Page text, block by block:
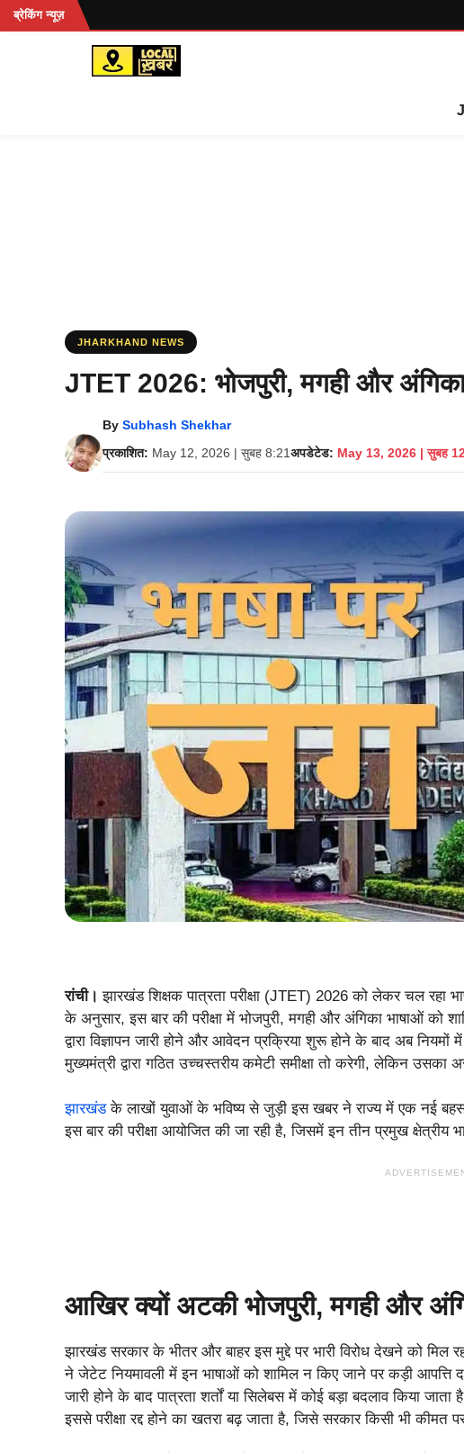
Skip
to
ब्रेकिंग न्यूज़
JHARKHAND NEWS
JTET 2026: भोजपुरी, मगही और अंगिका
By Subhash Shekhar
प्रकाशित: May 12, 2026 | सुबह 8:21अपडेटेड: May 13, 2026 | सुबह
रांची। झारखंड शिक्षक पात्रता परीक्षा (JTET) 2026 को लेकर चल रहा
के अनुसार, इस बार की परीक्षा में भोजपुरी, मगही और अंगिका भाषाओं को
द्वारा विज्ञापन जारी होने और आवेदन प्रक्रिया शुरू होने के बाद अब नियमों
मुख्यमंत्री द्वारा गठित उच्चस्तरीय कमेटी समीक्षा तो करेगी, लेकिन उसका
झारखंडके लाखों युवाओं के भविष्य से जुड़ी इस खबर ने राज्य में एक नई बहस
इस बार की परीक्षा आयोजित की जा रही है, जिसमें इन तीन प्रमुख क्षेत्रीय
आखिर क्यों अटकी भोजपुरी, मगही और
झारखंड सरकार के भीतर और बाहर इस मुद्दे पर भारी विरोध देखने को मिल
ने जेटेट नियमावली में इन भाषाओं को शामिल न किए जाने पर कड़ी आपत्ति
जारी होने के बाद पात्रता शर्तों या सिलेबस में कोई बड़ा बदलाव किया
इससे परीक्षा रद्द होने का खतरा बढ़ जाता है, जिसे सरकार किसी भी कीमत